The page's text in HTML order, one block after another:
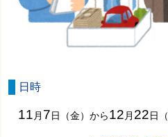
日時
11 月 7日（金）から12 月 22日